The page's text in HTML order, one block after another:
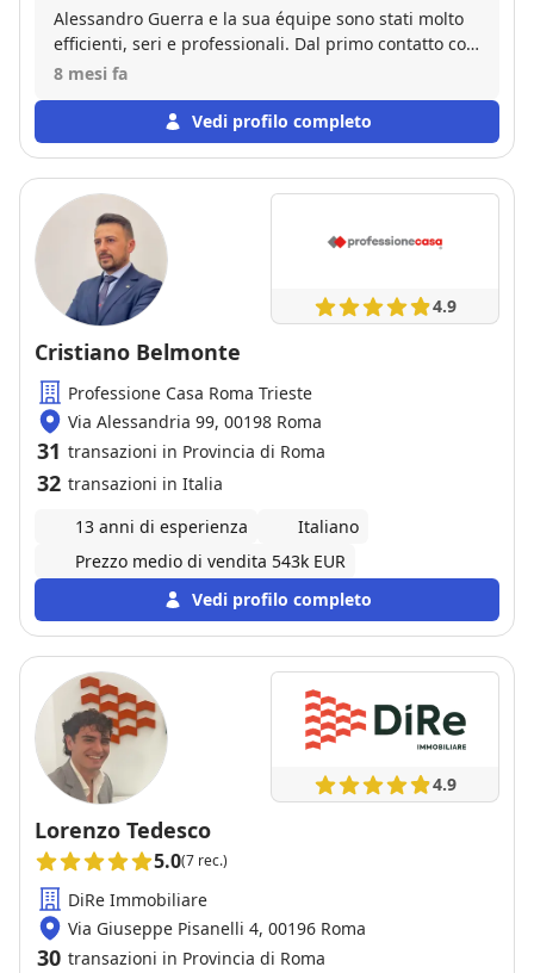
Alessandro Guerra e la sua équipe sono stati molto
efficienti, seri e professionali. Dal primo contatto con
Ciro, che ci ha pazientemente fatto e vedere e
disponibilità e simpatia, e tutti i contatti su
documenti e altro con Federica, sempre rapida e
agenzia. Dal momento della firma della proposta fino
alla firma del rogito, il signor Guerra ha dimostrato
sempre serietà e pragmatismo per avanzare bene e
in maniera rapida. Si è stabilito dall'inizio un
prezioso rapporto di fiducia.
8 mesi fa
Vedi profilo completo
4.9
Cristiano Belmonte
Professione Casa Roma Trieste
Via Alessandria 99, 00198 Roma
31 transazioni in Provincia di Roma
32 transazioni in Italia
13 anni di esperienza
Italiano
Prezzo medio di vendita 543k EUR
Vedi profilo completo
4.9
Lorenzo Tedesco
5.0(7 rec.)
DiRe Immobiliare
Via Giuseppe Pisanelli 4, 00196 Roma
30 transazioni in Provincia di Roma